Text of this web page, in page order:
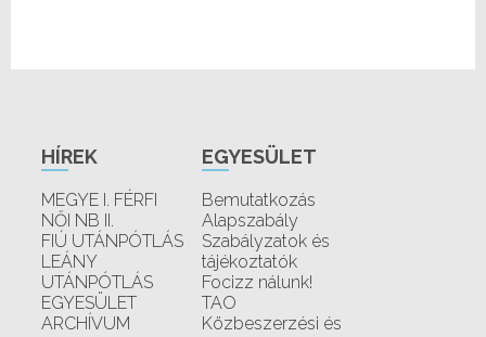
HÍREK
MEGYE I. FÉRFI
NŐI NB II.
FIÚ UTÁNPÓTLÁS
LEÁNY
UTÁNPÓTLÁS
EGYESÜLET
ARCHÍVUM
EGYESÜLET
Bemutatkozás
Alapszabály
Szabályzatok és
tájékoztatók
Focizz nálunk!
TAO
Közbeszerzési és